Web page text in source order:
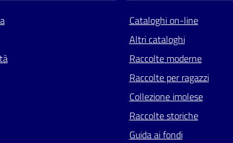
Cataloghi on-line
Altri cataloghi
Raccolte moderne
Raccolte per ragazzi
Collezione imolese
Raccolte storiche
Guida ai fondi